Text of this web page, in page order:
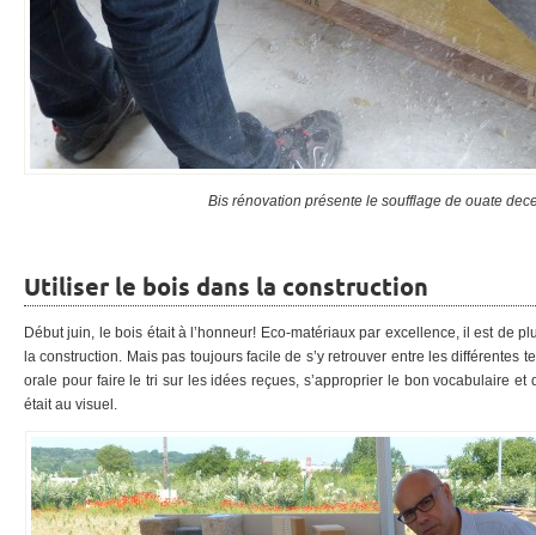
Bis rénovation présente le soufflage de ouate
Utiliser le bois dans la construction
Début juin, le bois était à l’honneur! Eco-matériaux par excellence, il est de
la construction. Mais pas toujours facile de s’y retrouver entre les différentes
orale pour faire le tri sur les idées reçues, s’approprier le bon vocabulaire et
était au visuel.